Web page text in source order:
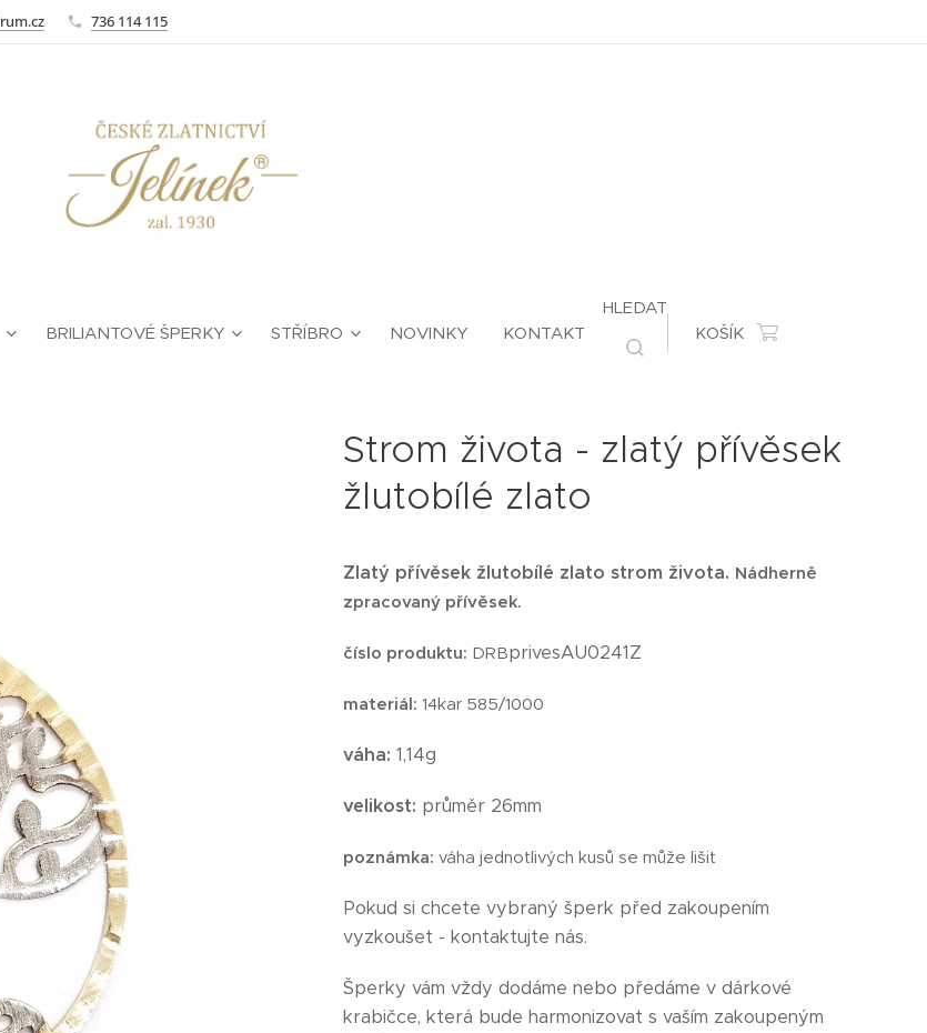
736 114 115
BRILIANTOVÉ ŠPERKY STŘÍBRO NOVINKY KONTAKT
HLEDAT
KOŠÍK
Strom života - zlatý přívěsek
žlutobílé zlato
Zlatý přívěsek žlutobílé zlato strom života. Nádherně
zpracovaný přívěsek.
číslo produktu: DRBprivesAU0241Z
materiál:14kar 585/1000
váha: 1,14g
velikost: průměr 26mm
poznámka: váha jednotlivých kusů se může lišit
Pokud si chcete vybraný šperk před zakoupením
vyzkoušet - kontaktujte nás.
Šperky vám vždy dodáme nebo předáme v dárkové
krabičce, která bude harmonizovat s vaším zakoupeným